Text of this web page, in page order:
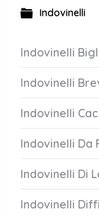
Indovinelli
Indovinelli
Indovinelli
Indovinelli
Indovinelli Da
Indovinelli Di
Indovinelli